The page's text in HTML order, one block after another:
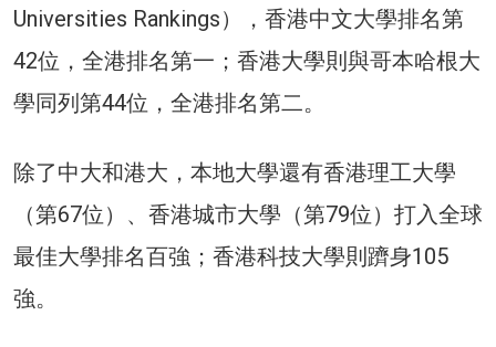
Universities Rankings），香港中文大學排名第
42位，全港排名第一；香港大學則與哥本哈根大
學同列第44位，全港排名第二。
除了中大和港大，本地大學還有香港理工大學
（第67位）、香港城市大學（第79位）打入全球
最佳大學排名百強；香港科技大學則躋身105
強。